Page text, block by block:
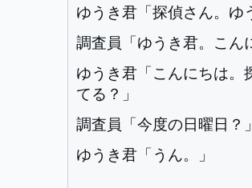
ゆうき君「探偵さん。ゆ
調査員「ゆうき君。こん
ゆうき君「こんにちは。
てる？」
調査員「今度の日曜日？
ゆうき君「うん。」